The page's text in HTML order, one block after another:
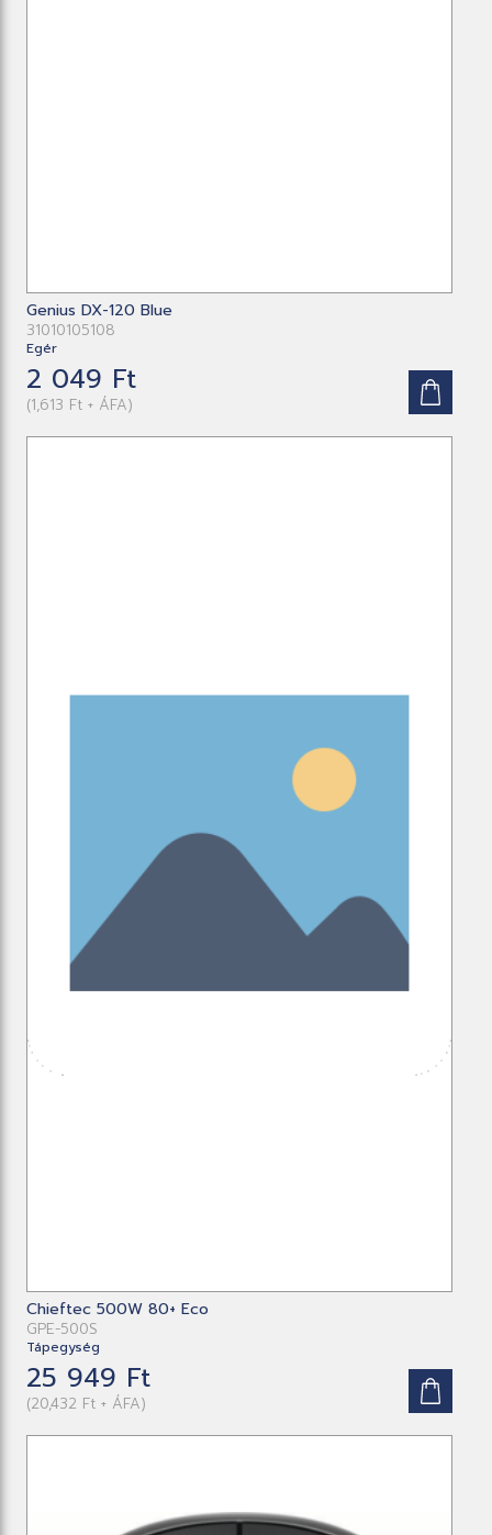
Genius DX-120 Blue
31010105108
Egér
2 049 Ft
(1,613 Ft + ÁFA)
Chieftec 500W 80+ Eco
GPE-500S
Tápegység
25 949 Ft
(20,432 Ft + ÁFA)